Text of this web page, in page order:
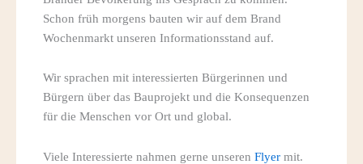
Schon früh morgens bauten wir auf dem Brand
Wochenmarkt unseren Informationsstand auf.
Wir sprachen mit interessierten Bürgerinnen und
Bürgern über das Bauprojekt und die Konsequenzen
für die Menschen vor Ort und global.
Viele Interessierte nahmen gerne unseren Flyermit.